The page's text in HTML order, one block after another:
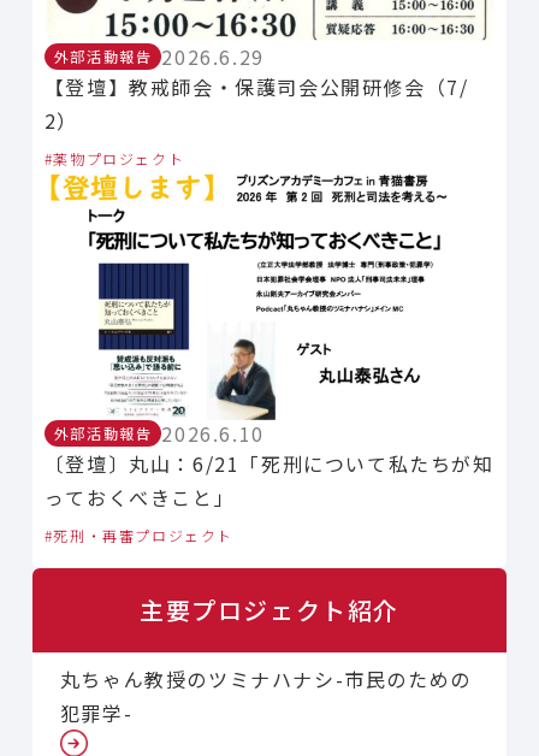
外部活動報告 2026.6.29
【登壇】教戒師会・保護司会公開研修会（7/
2）
薬物プロジェクト
外部活動報告 2026.6.10
〔登壇〕丸山：6/21「死刑について私たちが知
っておくべきこと」
死刑・再審プロジェクト
主要プロジェクト紹介
丸ちゃん教授のツミナハナシ-市民のための
犯罪学-